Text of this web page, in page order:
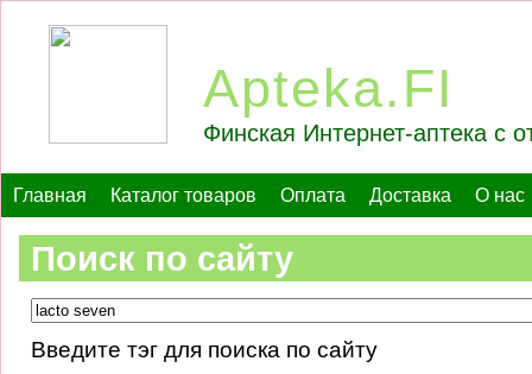
Apteka.FI
Финская Интернет-аптека с
Главная Каталог товаров Оплата Доставка О нас
Поиск по сайту
Введите тэг для поиска по сайту